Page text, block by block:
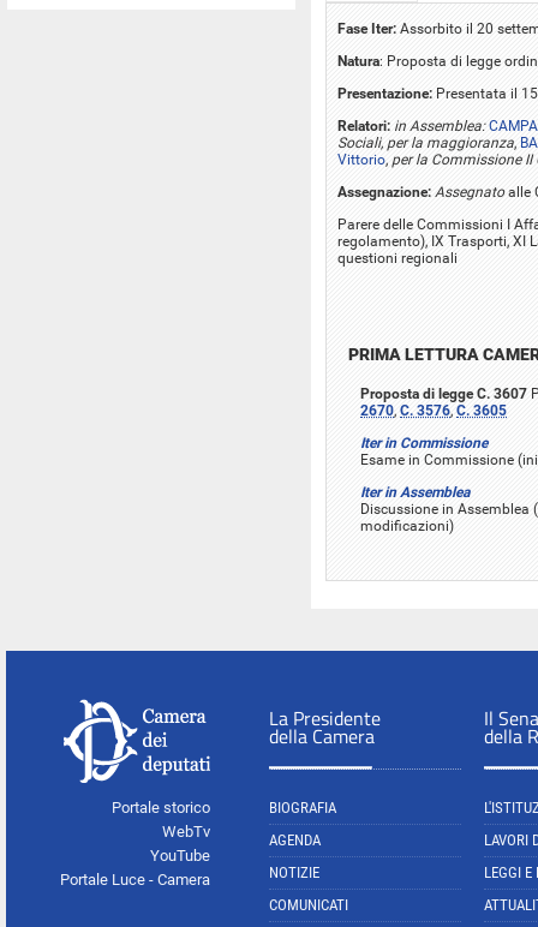
Fase Iter: Assorbito il 20
Natura: Proposta di legge
Presentazione: Presentata il
Relatori: in Assemblea:
Sociali, per la maggioranza,
Vittorio, per la Commissione II
Assegnazione: Assegnatoalle
Parere delle Commissioni I
regolamento), IX Trasporti, XI
questioni regionali
PRIMA LETTURA
Proposta di legge C. 3607
2670, C. 3576, C. 3605
Iter in Commissione
Esame in Commissione
Iter in Assemblea
Discussione in
modificazioni)
Portale storico
WebTv
YouTube
Portale Luce - Camera
La Presidente
della Camera
BIOGRAFIA
AGENDA
NOTIZIE
COMUNICATI
Il
della
LAVORI
LEGGI E